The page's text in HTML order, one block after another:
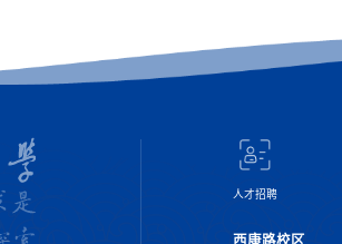
人才招聘
西康路校区